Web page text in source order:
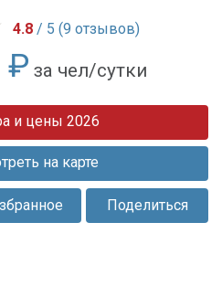
4.8/ 5 (9 отзывов)
₽ за чел/сутки
и цены 2026
на карте
Поделиться